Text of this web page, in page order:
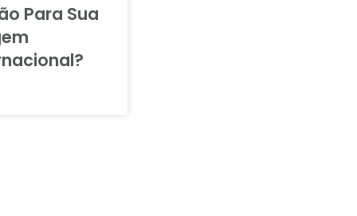
Para Sua